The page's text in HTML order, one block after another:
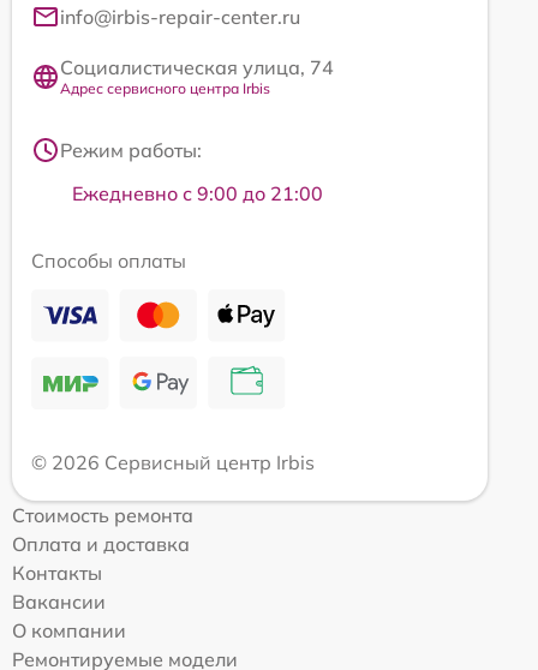
info@irbis-repair-center.ru
Социалистическая улица, 74
Адрес сервисного центра Irbis
Режим работы:
Ежедневно с 9:00 до 21:00
Способы оплаты
© 2026 Сервисный центр Irbis
Стоимость ремонта
Оплата и доставка
Контакты
Вакансии
О компании
Ремонтируемые модели